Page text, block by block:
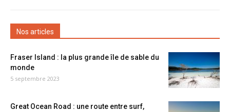
Nos articles
Fraser Island : la plus grande île de sable du
monde
5 septembre 2023
Great Ocean Road : une route entre surf,